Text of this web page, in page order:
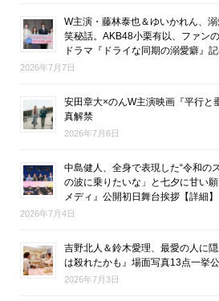
W主演・藤林泰也＆ゆいかれん、
笑秘話。AKB48小栗有以、ファン
ドラマ『ドライな同期の溺愛癖』
2026年7月7日
安田章大×のんW主演映画『平行と
真解禁
2026年7月6日
中島健人、全身で表現した“令和の
の波に乗りたいな」と七夕に甘い
メディ』公開初日舞台挨拶【詳細
2026年7月4日
吉野北人＆鈴木愛理、最愛の人に
は殺れたかも』場面写真13点一挙
2026年7月3日